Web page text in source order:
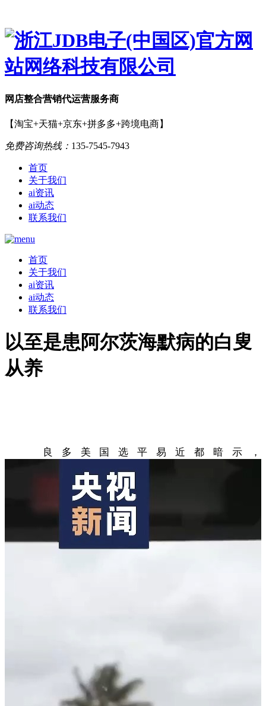
网店整合营销代运营服务商
【淘宝+天猫+京东+拼多多+跨境电商】
免费咨询热线： 135-7545-7943
首页
关于我们
ai资讯
ai动态
联系我们
首页
关于我们
ai资讯
ai动态
联系我们
以至是患阿尔茨海默病的白叟
从养
良多美国选平易近都暗示，